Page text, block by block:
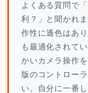
よくある質問で
利？」と聞かれ
作性に遜色はあ
も最適化されて
かいカメラ操作
版のコントロー
い。自分に一番